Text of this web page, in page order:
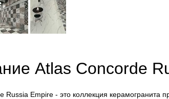
Atlas Concorde
Russia Empire - это коллекция керамогранита